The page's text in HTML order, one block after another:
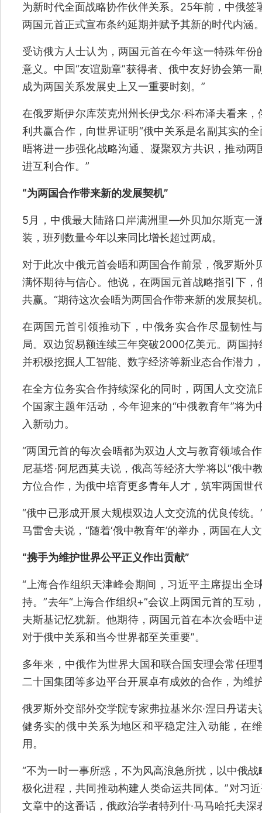
为新时代全面战略协作伙伴关系。25年前，中俄
两国元首正式宣布条约延期并赋予其新的时代内涵
受访俄方人士认为，两国元首在今年这一特殊年
意义。中国“友谊勋章”获得者、俄中友好协会第一
成为两国关系发展史上又一重要时刻。”
在俄罗斯伊尔库茨克州州长伊戈尔·科布泽夫看来
利共赢合作，向世界证明“俄中关系是名副其实的
晤将进一步强化战略沟通、凝聚双方共识，推动
进互利合作。”
“为两国合作带来新的发展契机”
5月，中俄最大陆路口岸满洲里—外贝加尔斯克一
装，班列数量今年以来同比增长超过两成。
对于此次中俄元首会晤和两国合作前景，俄罗斯外
满怀期待与信心。他说，在两国元首战略指引下
共赢。“期待这次会晤为两国合作带来新的发展契机
在两国元首引领推动下，中俄务实合作尽显韧性
局。双边贸易额连续三年突破2000亿美元。两国
并积极挖掘人工智能、数字经济等新业态合作潜力
在全方位务实合作持续深化的同时，两国人文交
个国家主题年活动，今年迎来的“中俄教育年”将
入新动力。
“两国元首的每次会晤都为双边人文与教育领域合
尼基塔·阿尼西莫夫说，俄高等经济大学将以“俄中
方位合作，为俄中培育更多青年人才，筑牢两国世
“俄中已形成开展大规模双边人文交流的优良传统
马雷舍夫说，“随着‘俄中教育年’的举办，两国在人
“携手为维护世界公平正义作出贡献”
“上海合作组织天津峰会期间，习近平主席提出全
持。”去年“上海合作组织+”会议上两国元首的互动
夫斯基记忆犹新。他期待，两国元首在本次会晤中
对于俄中关系和当今世界都至关重要”。
多年来，中俄作为世界大国和联合国安理会常任
二十国集团等多边平台开展卓有成效的合作，为维
俄罗斯外交部外交学院专家弗拉基米尔·涅日丹诺
健务实的俄中关系为地区和平稳定注入动能，在
用。
“不为一时一事所惑，不为风高浪急所扰，以中俄
极化进程，共同推动构建人类命运共同体。”对习
文章中的这番话，俄政治学者特列什·马马哈托夫深